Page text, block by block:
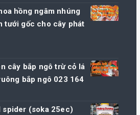
hồng ngâm nhúng
tưới gốc cho cây phát
cây bắp ngô trừ cỏ lá
bắp ngô 023 164
spider (soka 25ec)